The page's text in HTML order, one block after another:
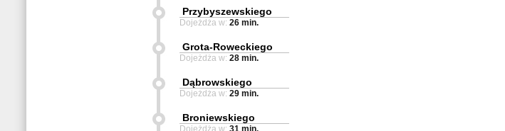
Przybyszewskiego
Dojeżdża w: 26 min.
Grota-Roweckiego
Dojeżdża w: 28 min.
Dąbrowskiego
Dojeżdża w: 29 min.
Broniewskiego
Dojeżdża w: 31 min.